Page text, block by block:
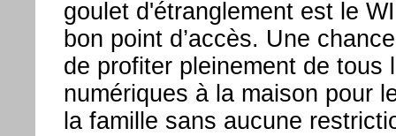
goulet d'étranglement est le
bon point d’accès. Une
de profiter pleinement de tous
numériques à la maison pour
la famille sans aucune